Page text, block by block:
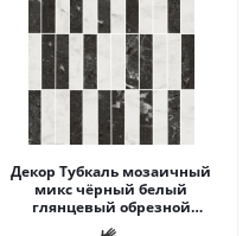
Декор Тубкаль мозаичный
микс чёрный белый
глянцевый обрезной
30x30x0,9